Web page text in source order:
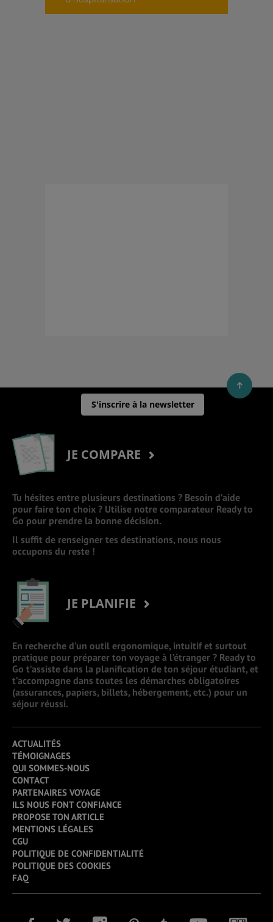
S'inscrire à la newsletter
JE COMPARE
Tu hésites entre plusieurs destinations ? Besoin d’aide
pour faire ton choix ? Utilise notre comparateur Ready to
Go pour prendre la bonne décision.
Il suffit de renseigner tes destinations, nous nous
occupons du reste !
JE PLANIFIE
En recherche d’un outil ergonomique, intuitif et surtout
pratique pour préparer ton voyage à l’étranger ? Ready to
Go t’assiste dans la planification de ton séjour étudiant, et
t’accompagne dans toutes les démarches obligatoires
(assurances, papiers, billets, hébergement, etc.) pour un
séjour réussi.
ACTUALITÉS
TÉMOIGNAGES
QUI SOMMES-NOUS
CONTACT
PARTENAIRES VOYAGE
ILS NOUS FONT CONFIANCE
PROPOSE TON ARTICLE
MENTIONS LÉGALES
CGU
POLITIQUE DE CONFIDENTIALITÉ
POLITIQUE DES COOKIES
FAQ